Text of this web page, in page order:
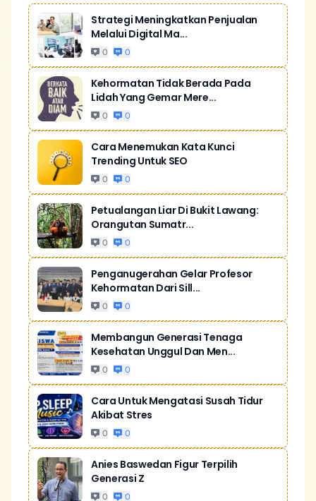
Strategi Meningkatkan Penjualan
Melalui Digital Ma...
0 0
Kehormatan Tidak Berada Pada
Lidah Yang Gemar Mere...
0 0
Cara Menemukan Kata Kunci
Trending Untuk SEO
0 0
Petualangan Liar Di Bukit Lawang:
Orangutan Sumatr...
0 0
Penganugerahan Gelar Profesor
Kehormatan Dari Sill...
0 0
Membangun Generasi Tenaga
Kesehatan Unggul Dan Men...
0 0
Cara Untuk Mengatasi Susah Tidur
Akibat Stres
0 0
Anies Baswedan Figur Terpilih
Generasi Z
0 0